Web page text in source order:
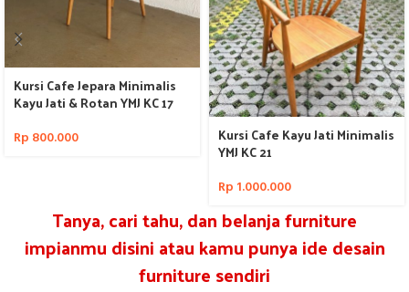
Kursi Cafe Jepara Minimalis
Kayu Jati & Rotan YMJ KC 17
Rp 800.000 Kursi Cafe Kayu Jati Minimalis
YMJ KC 21
Rp 1.000.000
Tanya, cari tahu, dan belanja furniture
impianmu disini atau kamu punya ide desain
furniture sendiri